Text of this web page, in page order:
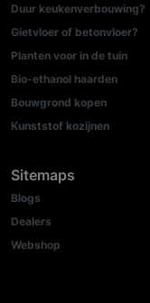
Duur keukenverbouwing?
Gietvloer of betonvloer?
Planten voor in de tuin
Bio-ethanol haarden
Bouwgrond kopen
Kunststof kozijnen
Sitemaps
Blogs
Dealers
Webshop